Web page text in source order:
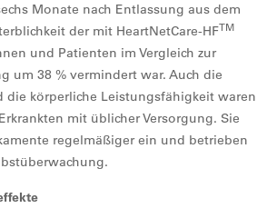
Monate nach Entlassung aus dem
der mit HeartNetCare-HFTM
und Patienten im Vergleich zur
um 38 % vermindert war. Auch die
die körperliche Leistungsfähigkeit waren
mit üblicher Versorgung. Sie
regelmäßiger ein und betrieben